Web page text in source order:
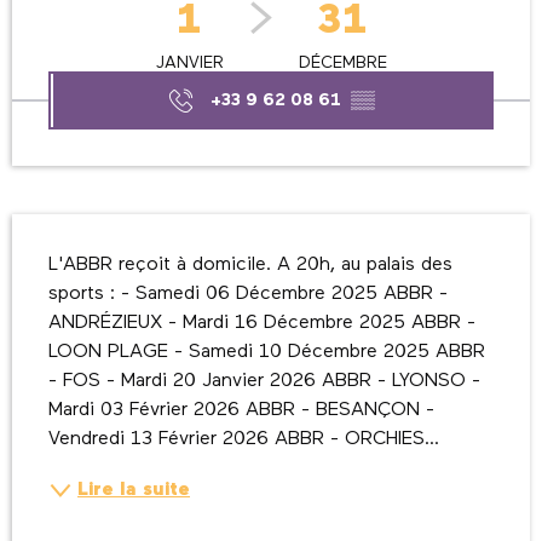
1
JANVIER
31
DÉCEMBRE
+33 9 62 08 61 ▒▒
L'ABBR reçoit à domicile. A 20h, au palais des
sports : - Samedi 06 Décembre 2025 ABBR -
ANDRÉZIEUX - Mardi 16 Décembre 2025 ABBR -
LOON PLAGE - Samedi 10 Décembre 2025 ABBR
- FOS - Mardi 20 Janvier 2026 ABBR - LYONSO -
Mardi 03 Février 2026 ABBR - BESANÇON -
Vendredi 13 Février 2026 ABBR - ORCHIES...
Lire la suite